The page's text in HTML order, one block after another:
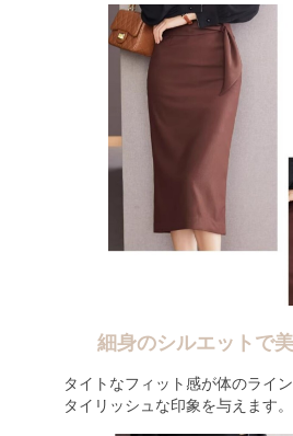
細身のシルエットで
タイトなフィット感が体のライ
タイリッシュな印象を与えます。